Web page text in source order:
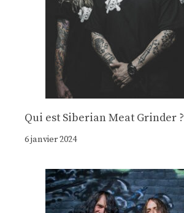
Qui est Siberian Meat Grinder ?
6 janvier 2024